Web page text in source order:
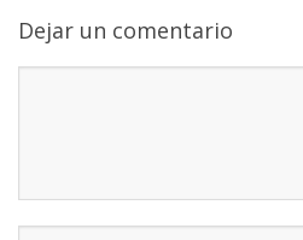
Dejar un comentario